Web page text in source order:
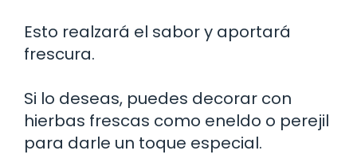
Esto realzará el sabor y aportará
frescura.
Si lo deseas, puedes decorar con
hierbas frescas como eneldo o perejil
para darle un toque especial.